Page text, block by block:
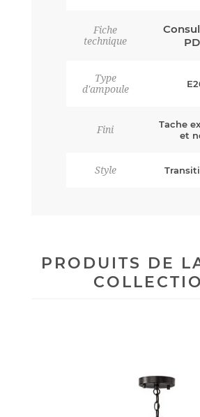
Fiche
technique
Type
d'ampoule
Fini
Tache
et
Style
PRODUITS DE